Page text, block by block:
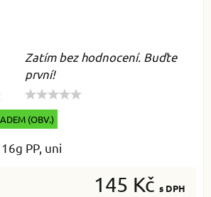
Zatím bez hodnocení. Buďte
první!
(OBV.)
PP, uni
145 Kč s DPH